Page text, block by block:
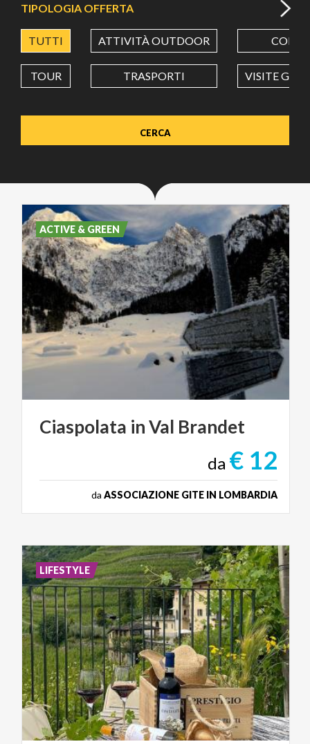
TIPOLOGIA OFFERTA
TUTTI ATTIVITÀ OUTDOOR CORSI
TOUR TRASPORTI VISITE
Ciaspolata inVal Brandet
da € 12
da ASSOCIAZIONE GITE IN LOMBARDIA
ACTIVE & GREEN
LIFESTYLE